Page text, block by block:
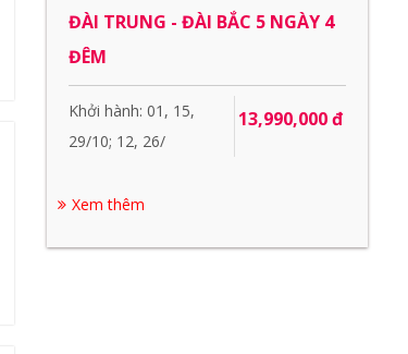
ĐÀI TRUNG - ĐÀI BẮC 5 NGÀY 4
ĐÊM
Khởi hành: 01, 15,
29/10; 12, 26/
13,990,000 đ
Xem thêm